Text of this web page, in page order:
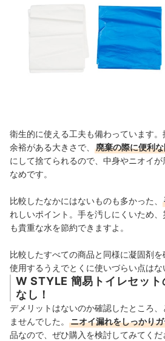
衛生的に使える工夫も備わっています
余裕がある大きさで、
廃棄の際に便利
にして捨てられるので、中身やニオイ
なめです。
比較したなかにはないものも多かった、
れしいポイント。手を汚しにくいため
も貴重な水を節約できますよ。
比較したすべての商品と同様に凝固剤を
使用するうえでとくに使いづらい点はな
W STYLE 簡易トイレセット
なし！
デメリットはないのか確認したところ
ませんでした。
ニオイ漏れをしっかり
品なので、ぜひ購入を検討してみてくだ